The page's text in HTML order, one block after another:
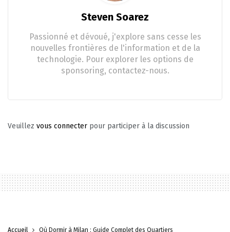
Steven Soarez
Passionné et dévoué, j'explore sans cesse les
nouvelles frontières de l'information et de la
technologie. Pour explorer les options de
sponsoring, contactez-nous.
Veuillez vous connecter pour participer à la discussion
Accueil Où Dormir à Milan : Guide Complet des Quartiers